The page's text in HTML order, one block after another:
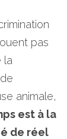
pas
la
animale,
est à la
de réel